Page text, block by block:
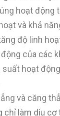
hoạt động
và khả
độ linh
của các
suất hoạt
và căng
chỉ làm dịu